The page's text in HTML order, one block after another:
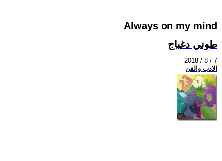
Always on my mind
طوني دغباج
2018 / 8 / 7
الادب والفن